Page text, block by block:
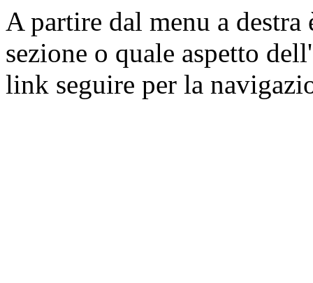
A partire dal menu a
sezione o quale aspetto
link seguire per la